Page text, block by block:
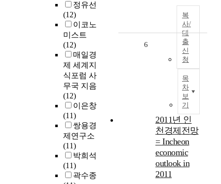
정유선
(12)
이코노
미스트
(12)
매일경
제 세계지
식포럼 사
무국 지음
(12)
이은창
(11)
쌍용경
제연구소
(11)
박희석
(11)
곽수종
복
사/
대
출
신
청
목
차
보
기
6
2011년 인
천경제전망
= Incheon
economic
outlook in
2011